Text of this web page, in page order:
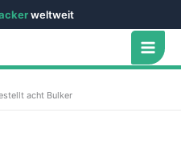
weltweit
acht Bulker